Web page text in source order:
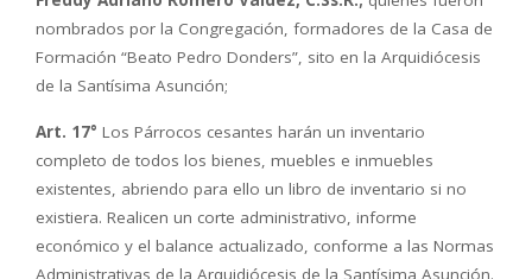
nombrados por la Congregación, formadores de la Casa de
Formación “Beato Pedro Donders”, sito en la Arquidiócesis
de la Santísima Asunción;
Art. 17° Los Párrocos cesantes harán un inventario
completo de todos los bienes, muebles e inmuebles
existentes, abriendo para ello un libro de inventario si no
existiera. Realicen un corte administrativo, informe
económico y el balance actualizado, conforme a las Normas
Administrativas de la Arquidiócesis de la Santísima Asunción.